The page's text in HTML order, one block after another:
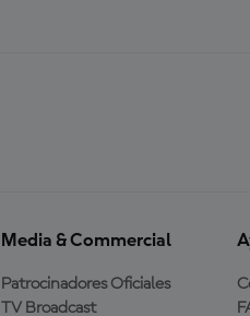
Media & Commercial
Patrocinadores Oficiales
TV Broadcast